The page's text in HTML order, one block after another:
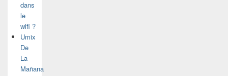
dans
le
wifi ?
Umix
De
La
Mañana